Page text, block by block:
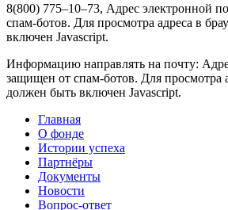
8(800) 775–10–73, Адрес электронной
спам-ботов. Для просмотра адреса в
включен Javascript.
Информацию направлять на почту:
защищен от спам-ботов. Для просмотра
должен быть включен Javascript.
Главная
О фонде
Истории успеха
Партнёры
Документы
Новости
Вопрос-ответ